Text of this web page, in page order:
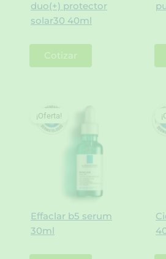
duo(+) protector
solar30 40ml
Cotizar
Effaclar b5 serum
30ml
¡Oferta!